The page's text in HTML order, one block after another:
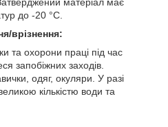
до -20 °C.
врізнення:
та охорони праці під час
запобіжних заходів.
одяг, окуляри. У разі
кількістю води та